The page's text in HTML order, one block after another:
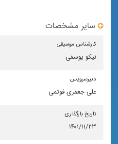
سایر مشخصات
كارشناس موسیقی
نیکو یوسفی
دبیرسرویس
علی جعفری فوتمی
تاریخ بارگذاری
۱۴۰۱/۱۱/۲۳